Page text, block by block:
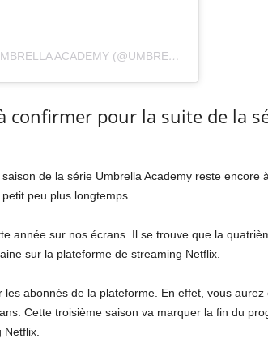
UNE PUBLICATION PARTAGÉE PAR THE UMBRELLA ACADEMY (@UMBRELLAACAD)
confirmer pour la suite de la
de la série Umbrella Academy reste
peu plus longtemps.
année sur nos écrans. Il se trouve que la
sur la plateforme de streaming Netflix.
abonnés de la plateforme. En effet, vous
Cette troisième saison va marquer la fin du